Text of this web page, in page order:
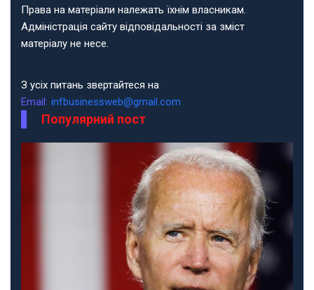
Права на матеріали належать їхнім власникам.
Адміністрація сайту відповідальності за зміст
матеріалу не несе.
З усіх питань звертайтеся на
Email: infbusinessweb@gmail.com
Популярний пост